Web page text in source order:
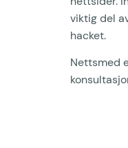
viktig del
hacket.
Nettsmed